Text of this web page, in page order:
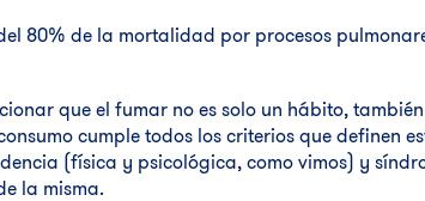
80% de la mortalidad por procesos
que el fumar no es solo un hábito,
cumple todos los criterios que definen
(física y psicológica, como vimos) y
la misma.